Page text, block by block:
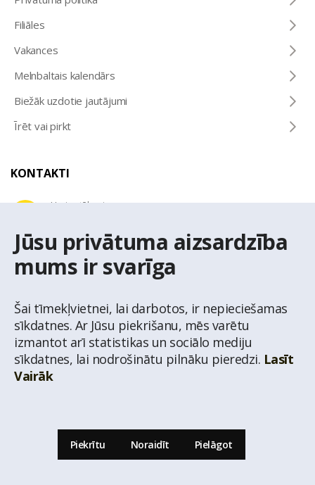
Jūsu privātuma aizsardzība
mums ir svarīga
Šai tīmekļvietnei, lai darbotos, ir nepieciešamas
sīkdatnes. Ar Jūsu piekrišanu, mēs varētu
izmantot arī statistikas un sociālo mediju
sīkdatnes, lai nodrošinātu pilnāku pieredzi. Lasīt
Vairāk
Piekrītu Noraidīt Pielāgot
© Nekustamo īpašumu aģentūra Latio.
Filiāles
Vakances
Melnbaltais kalendārs
Biežāk uzdotie jautājumi
Īrēt vai pirkt
KONTAKTI
Uzziņu tālrunis
E-pasta adrese
latio@latio.lv